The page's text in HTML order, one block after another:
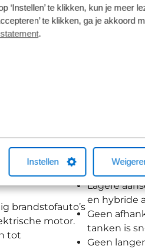
‘Instellen’ te klikken, kun je meer
te klikken, ga je akkoord
.
Instellen
brandstofauto’s
motor.
tot
Voor-
Voordelen:
Lagere
en hybride
Geen
tanken is
Geen